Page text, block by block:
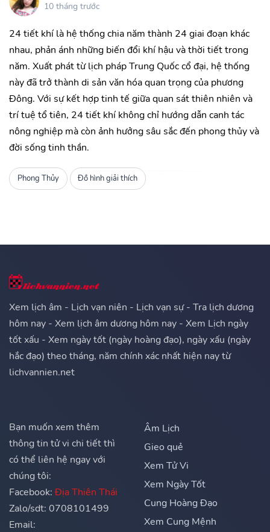
10 tháng trước
24 tiết khí là hệ thống chia năm thành 24 giai đoạn khác
nhau, phản ánh những biến đổi khí hậu và thời tiết trong
năm. Xuất phát từ lịch pháp Trung Quốc cổ đại, hệ thống
này đã trở thành di sản văn hóa quan trọng của phương
Đông. Với sự kết hợp tinh tế giữa quan sát thiên nhiên và
trí tuệ tổ tiên, 24 tiết khí không chỉ hướng dẫn canh tác
nông nghiệp mà còn ảnh hưởng sâu sắc đến phong thủy và
đời sống tinh thần.
Phong Thủy Đồ hình giải thích
Xem lịch âm - Lịch vạn niên - Lịch vạn sự - Tra lịch dương
hôm nay - Xem lịch âm dương hôm nay - Xem Lịch ngày
tốt xấu - Xem ngày tốt (ngày hoàng đạo), ngày xấu (ngày
hắc đạo) theo tháng, năm chính xác nhất hiện nay từ
lichvannien.net
Bạn muốn xem thêm
thông tin tử vi chi tiết thì
có thể liên hệ ngay với
chúng tôi:
Facebook: Địa Thiên Thái
Zalo/sdt: 0708101499
Email:
Âm Lịch
Gieo quẻ
Xem Tử Vi
Xem Ngày Tốt
Cung Hoàng Đạo
Xem Cung Mệnh